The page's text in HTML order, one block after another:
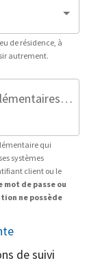
de résidence, à
autrement.
Informations d'identification supplémentaires (facultatif)
qui
systèmes
client ou le
de passe ou
ne possède
de suivi